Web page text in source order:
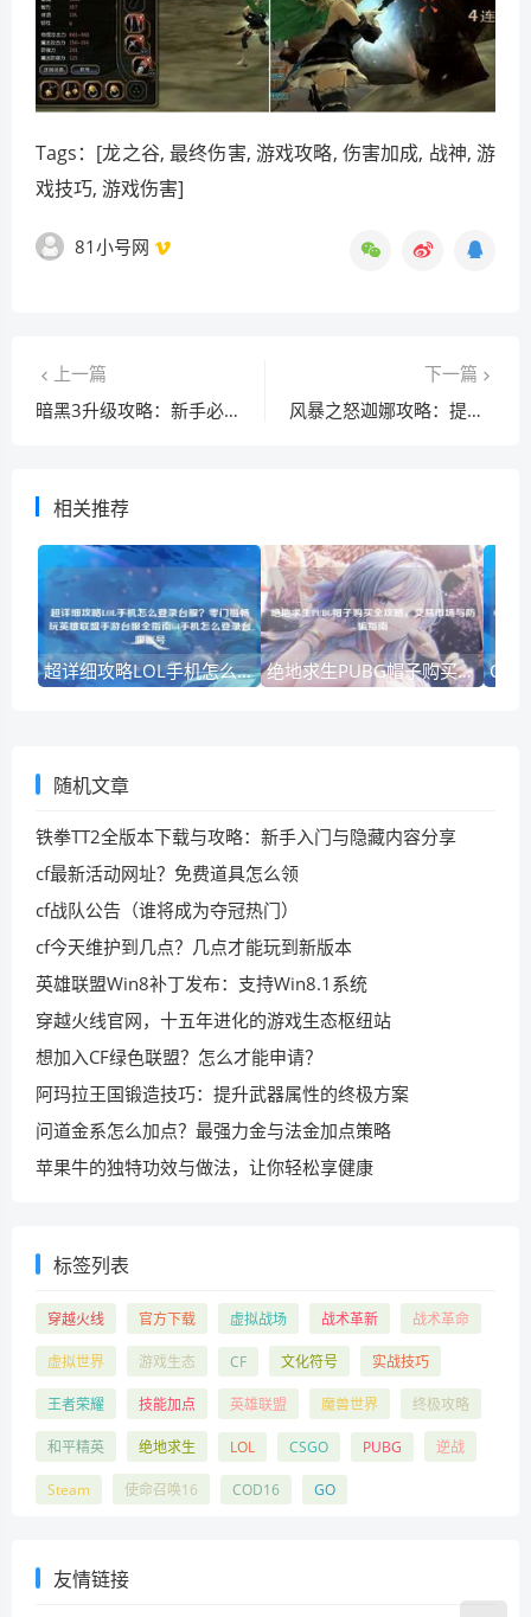
Tags：[龙之谷, 最终伤害, 游戏攻略, 伤害加成, 战神, 游
戏技巧, 游戏伤害]
81小号网
上一篇
暗黑3升级攻略：新手必看全面提升攻略
下一篇
风暴之怒迦娜攻略：提升游戏表现的终极指南
相关推荐
超详细攻略LOL手机怎么登录台服？零门槛畅玩英雄联盟手游台服全指南lol手机怎么登录台服账号 绝地求生PUBG帽子购买全攻略，交易市场与防骗指南
随机文章
铁拳TT2全版本下载与攻略：新手入门与隐藏内容分享
cf最新活动网址？免费道具怎么领
cf战队公告（谁将成为夺冠热门）
cf今天维护到几点？几点才能玩到新版本
英雄联盟Win8补丁发布：支持Win8.1系统
穿越火线官网，十五年进化的游戏生态枢纽站
想加入CF绿色联盟？怎么才能申请？
阿玛拉王国锻造技巧：提升武器属性的终极方案
问道金系怎么加点？最强力金与法金加点策略
苹果牛的独特功效与做法，让你轻松享健康
标签列表
穿越火线 官方下载 虚拟战场 战术革新 战术革命
虚拟世界 游戏生态 CF 文化符号 实战技巧
王者荣耀 技能加点 英雄联盟 魔兽世界 终极攻略
和平精英 绝地求生 LOL CSGO PUBG 逆战
Steam 使命召唤16 COD16 GO
友情链接